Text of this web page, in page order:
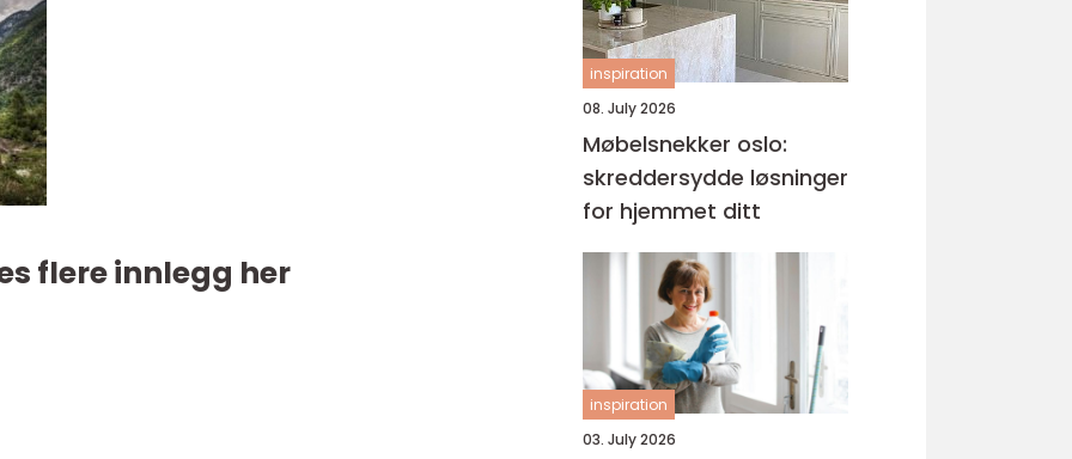
flere innlegg her
inspiration
08. July 2026
Møbelsnekker oslo:
skreddersydde løsninger
for hjemmet ditt
inspiration
03. July 2026